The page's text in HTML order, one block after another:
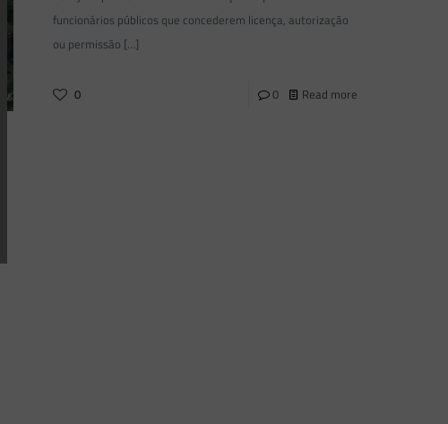
funcionários públicos que concederem licença, autorização
ou permissão […]
0 0 Read more